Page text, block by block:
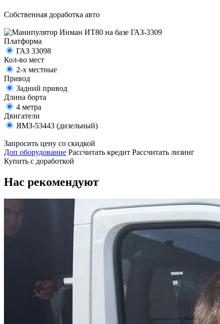
Собственная доработка авто
Платформа
ГАЗ 33098
Кол-во мест
2-х местные
Привод
Задний привод
Длина борта
4 метра
Двигатели
ЯМЗ-53443 (дизельный)
Запросить цену со скидкой
Доп оборудование Рассчитать кредит Рассчитать лизинг
Купить с доработкой
Нас рекомендуют